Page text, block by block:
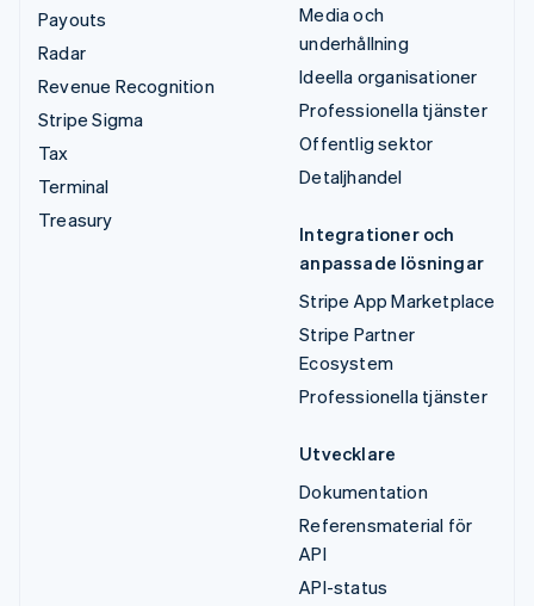
Payouts
Radar
Revenue Recognition
Stripe Sigma
Tax
Terminal
Treasury
Media och
underhållning
Ideella organisationer
Professionella tjänster
Offentlig sektor
Detaljhandel
Integrationer och
anpassade lösningar
Stripe App Marketplace
Stripe Partner
Ecosystem
Professionella tjänster
Utvecklare
Dokumentation
Referensmaterial för
API
API-status